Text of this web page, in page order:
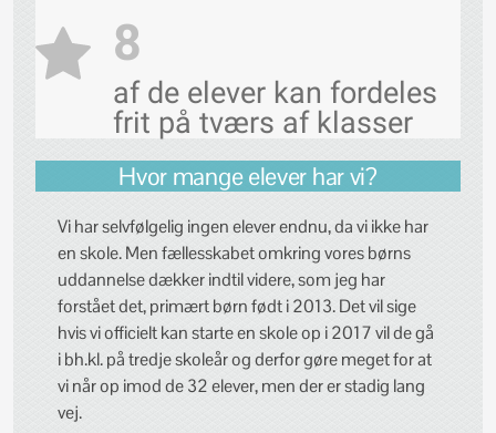
8
af de elever kan fordeles
frit på tværs af klasser
Hvor mange elever har vi?
Vi har selvfølgelig ingen elever endnu, da vi ikke har
en skole. Men fællesskabet omkring vores børns
uddannelse dækker indtil videre, som jeg har
forstået det, primært børn født i 2013. Det vil sige
hvis vi officielt kan starte en skole op i 2017 vil de gå
i bh.kl. på tredje skoleår og derfor gøre meget for at
vi når op imod de 32 elever, men der er stadig lang
vej.